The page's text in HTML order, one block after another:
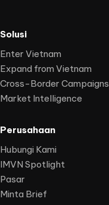
Solusi
Enter Vietnam
Expand from Vietnam
Cross-Border Campaigns
Market Intelligence
Perusahaan
Hubungi Kami
IMVN Spotlight
Pasar
Minta Brief